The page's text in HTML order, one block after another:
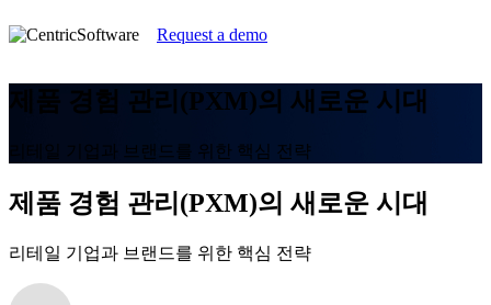
Request a demo
제품 경험 관리(PXM)의 새로운 시대
리테일 기업과 브랜드를 위한 핵심 전략
제품 경험 관리(PXM)의 새로운 시대
리테일 기업과 브랜드를 위한 핵심 전략